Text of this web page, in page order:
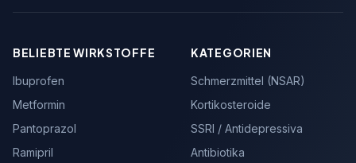
BELIEBTE WIRKSTOFFE
Ibuprofen
Metformin
Pantoprazol
Ramipril
KATEGORIEN
Schmerzmittel (NSAR)
Kortikosteroide
SSRI / Antidepressiva
Antibiotika